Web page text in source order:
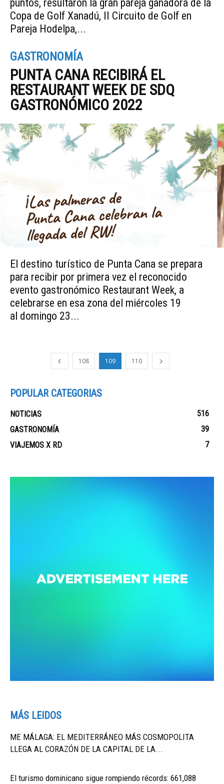
puntos, resultaron la gran pareja ganadora de la
Copa de Golf Xanadú, II Circuito de Golf en
Pareja Hodelpa,...
GASTRONOMÍA
PUNTA CANA RECIBIRÁ EL
RESTAURANT WEEK DE SDQ
GASTRONÓMICO 2022
El destino turístico de Punta Cana se prepara
para recibir por primera vez el reconocido
evento gastronómico Restaurant Week, a
celebrarse en esa zona del miércoles 19
al domingo 23...
108 109 110
POPULAR CATEGORIAS
NOTICIAS
516
GASTRONOMÍA
39
VIAJEMOS X RD
7
MÁS LEIDOS
ME MÁLAGA: EL MEDITERRÁNEO MÁS COSMOPOLITA
LLEGA AL CORAZÓN DE LA CAPITAL DE LA...
El turismo dominicano sigue rompiendo récords: 661,088